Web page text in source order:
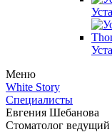
Меню
White Story
Специалисты
Евгения Шебанова
Стоматолог